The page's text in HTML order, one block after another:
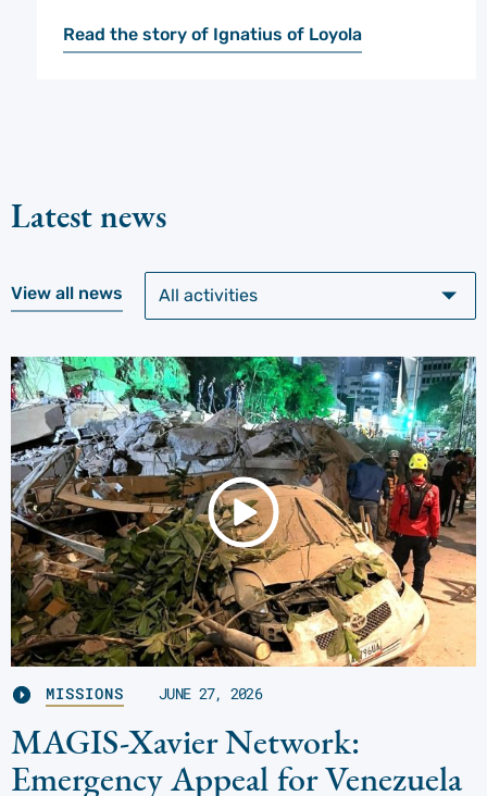
Read the story of Ignatius of Loyola
Latest news
View all news
MISSIONS JUNE 27, 2026
MAGIS-Xavier Network:
Emergency Appeal for Venezuela